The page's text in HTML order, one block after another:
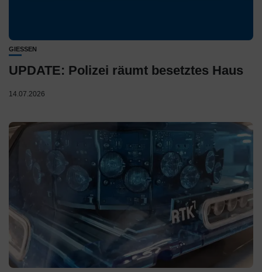
GIESSEN
UPDATE: Polizei räumt besetztes Haus
14.07.2026